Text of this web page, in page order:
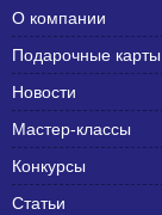
О компании
Подарочные карты
Новости
Мастер-классы
Конкурсы
Статьи